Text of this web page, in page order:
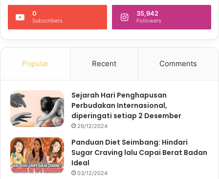
0
Subscribers
35,942
Followers
Popular Recent Comments
Sejarah Hari Penghapusan
Perbudakan Internasional,
diperingati setiap 2 Desember
29/12/2024
Panduan Diet Seimbang: Hindari
Sugar Craving lalu Capai Berat Badan
Ideal
03/12/2024